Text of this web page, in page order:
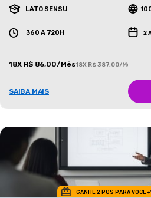
LATO SENSU
360 A 720H 2
18X R$ 86,00/Mês18X R$ 387,00/Mês
SAIBA MAIS
GANHE 2 POS PARA VOCE